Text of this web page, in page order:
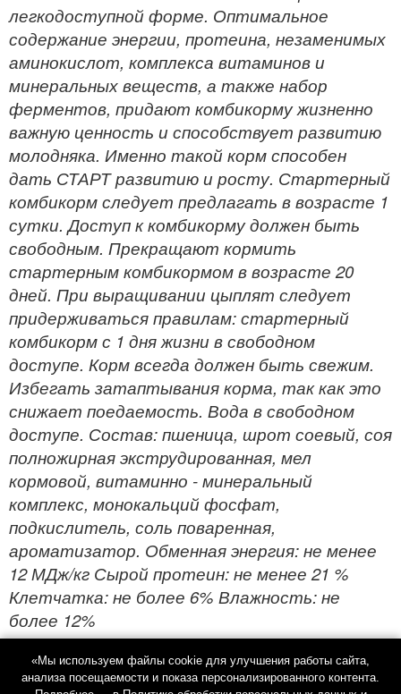
легкодоступной форме. Оптимальное
содержание энергии, протеина, незаменимых
аминокислот, комплекса витаминов и
минеральных веществ, а также набор
ферментов, придают комбикорму жизненно
важную ценность и способствует развитию
молодняка. Именно такой корм способен
дать СТАРТ развитию и росту. Стартерный
комбикорм следует предлагать в возрасте 1
сутки. Доступ к комбикорму должен быть
свободным. Прекращают кормить
стартерным комбикормом в возрасте 20
дней. При выращивании цыплят следует
придерживаться правилам: стартерный
комбикорм с 1 дня жизни в свободном
доступе. Корм всегда должен быть свежим.
Избегать затаптывания корма, так как это
снижает поедаемость. Вода в свободном
доступе. Состав: пшеница, шрот соевый, соя
полножирная экструдированная, мел
кормовой, витаминно - минеральный
комплекс, монокальций фосфат,
подкислитель, соль поваренная,
ароматизатор. Обменная энергия: не менее
12 МДж/кг Сырой протеин: не менее 21 %
Клетчатка: не более 6% Влажность: не
более 12%
«Мы используем файлы cookie для улучшения работы сайта,
анализа посещаемости и показа персонализированного контента.